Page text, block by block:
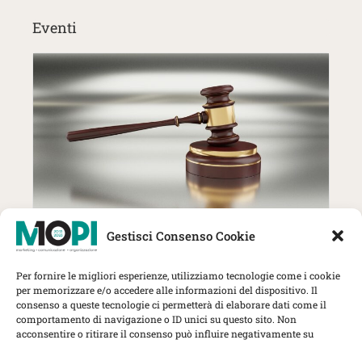
Gestisci Consenso Cookie
Per fornire le migliori esperienze, utilizziamo tecnologie come i cookie
per memorizzare e/o accedere alle informazioni del dispositivo. Il
consenso a queste tecnologie ci permetterà di elaborare dati come il
comportamento di navigazione o ID unici su questo sito. Non
acconsentire o ritirare il consenso può influire negativamente su
Eventi
27 Ottobre | MOPI incontra The
Lawyer: trend, strategie e nuove
sfide per gli studi professionali
Herbert Smith Freehills Kramer, Via
Rovello 1, Milano
MOPI Incontra